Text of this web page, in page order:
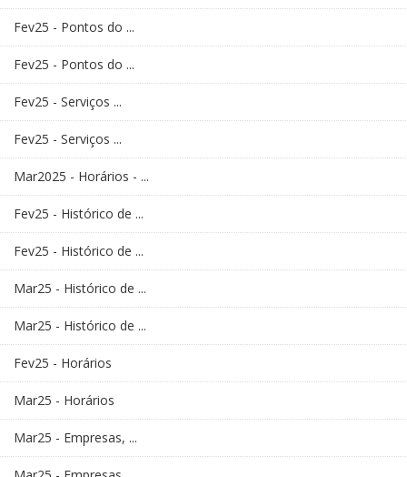
Fev25 - Pontos do ...
Fev25 - Pontos do ...
Fev25 - Serviços ...
Fev25 - Serviços ...
Mar2025 - Horários - ...
Fev25 - Histórico de ...
Fev25 - Histórico de ...
Mar25 - Histórico de ...
Mar25 - Histórico de ...
Fev25 - Horários
Mar25 - Horários
Mar25 - Empresas, ...